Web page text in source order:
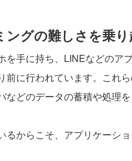
ングの難しさを乗
を手に持ち、LINEなどのア
前に行われています。これ
などのデータの蓄積や処理
るからこそ、アプリケーシ